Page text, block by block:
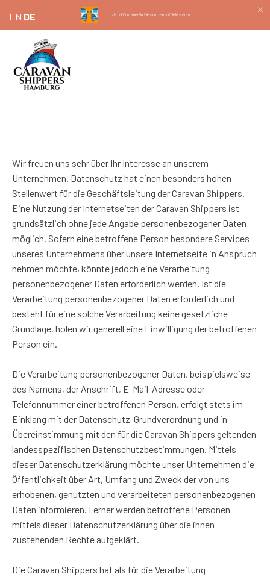
Jetzt ContainerBuddies nutzen und Geld sparen
Wir freuen uns sehr über Ihr Interesse an unserem
Unternehmen. Datenschutz hat einen besonders hohen
Stellenwert für die Geschäftsleitung der Caravan Shippers.
Eine Nutzung der Internetseiten der Caravan Shippers ist
grundsätzlich ohne jede Angabe personenbezogener Daten
möglich. Sofern eine betroffene Person besondere Services
unseres Unternehmens über unsere Internetseite in Anspruch
nehmen möchte, könnte jedoch eine Verarbeitung
personenbezogener Daten erforderlich werden. Ist die
Verarbeitung personenbezogener Daten erforderlich und
besteht für eine solche Verarbeitung keine gesetzliche
Grundlage, holen wir generell eine Einwilligung der betroffenen
Person ein.
Die Verarbeitung personenbezogener Daten, beispielsweise
des Namens, der Anschrift, E-Mail-Adresse oder
Telefonnummer einer betroffenen Person, erfolgt stets im
Einklang mit der Datenschutz-Grundverordnung und in
Übereinstimmung mit den für die Caravan Shippers geltenden
landesspezifischen Datenschutzbestimmungen. Mittels
dieser Datenschutzerklärung möchte unser Unternehmen die
Öffentlichkeit über Art, Umfang und Zweck der von uns
erhobenen, genutzten und verarbeiteten personenbezogenen
Daten informieren. Ferner werden betroffene Personen
mittels dieser Datenschutzerklärung über die ihnen
zustehenden Rechte aufgeklärt.
Die Caravan Shippers hat als für die Verarbeitung
EN DE